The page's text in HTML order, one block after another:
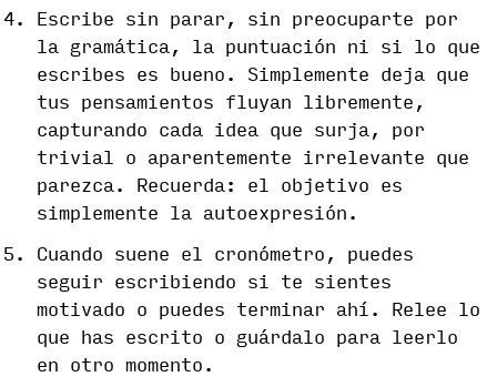
Escribe sin parar, sin preocuparte por
la gramática, la puntuación ni si lo que
escribes es bueno. Simplemente deja que
tus pensamientos fluyan libremente,
capturando cada idea que surja, por
trivial o aparentemente irrelevante que
parezca. Recuerda: el objetivo es
simplemente la autoexpresión.
Cuando suene el cronómetro, puedes
seguir escribiendo si te sientes
motivado o puedes terminar ahí. Relee lo
que has escrito o guárdalo para leerlo
en otro momento.